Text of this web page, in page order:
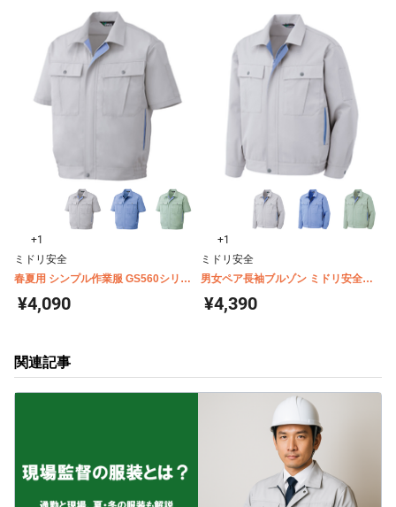
+1
ミドリ安全
春夏用 シンプル作業服 GS560シリー
ズ 半袖ブルゾン
¥4,090
+1
ミドリ安全
男女ペア長袖ブルゾン ミドリ安全
GS2561 2563 2566~2567
¥4,390
関連記事